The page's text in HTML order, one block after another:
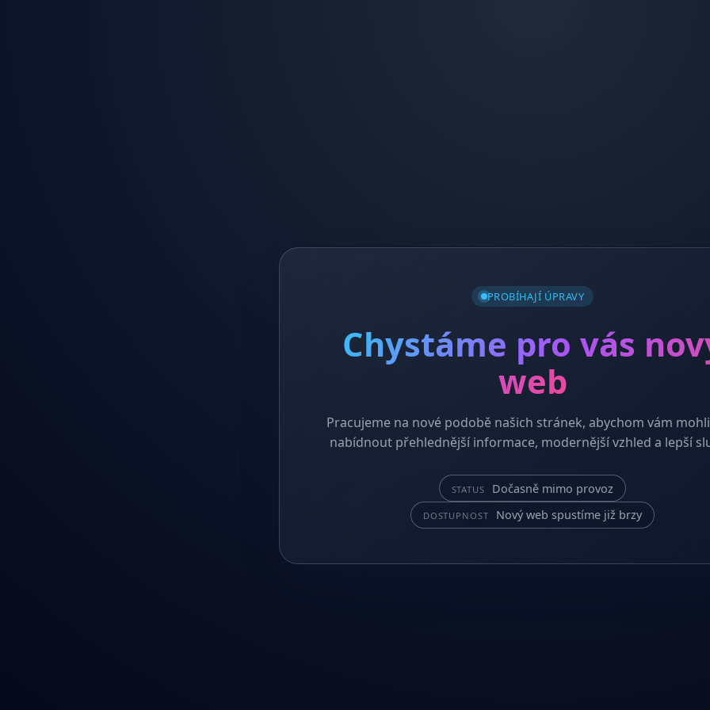
PROBÍHAJÍ ÚPRAVY
Chystáme pro vás
web
Pracujeme na nové podobě našich stránek, abychom vám
nabídnout přehlednější informace, modernější vzhled a lepší
STATUS Dočasně mimo provoz
DOSTUPNOST Nový web spustíme již brzy